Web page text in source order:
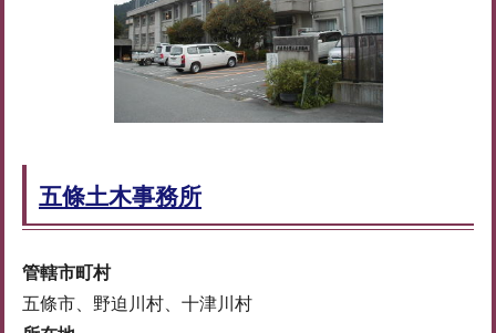
五條土木事務所
管轄市町村
五條市、野迫川村、十津川村